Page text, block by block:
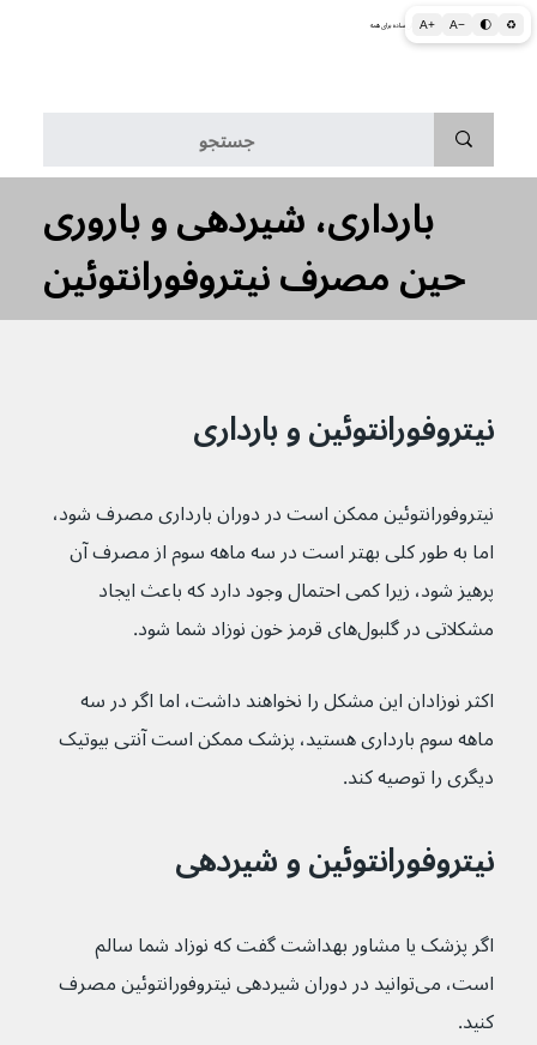
A+ A− 🌓 ♻ اطلاعات پزشکی و بهداشتی به زبان ساده برای همه
بارداری، شیردهی و باروری
حین مصرف نیتروفورانتوئین
نیتروفورانتوئین و بارداری
نیتروفورانتوئین ممکن است در دوران بارداری مصرف شود،
اما به طور کلی بهتر است در سه ماهه سوم از مصرف آن
پرهیز شود، زیرا کمی احتمال وجود دارد که باعث ایجاد
مشکلاتی در گلبول‌های قرمز خون نوزاد شما شود.
اکثر نوزادان این مشکل را نخواهند داشت، اما اگر در سه
ماهه سوم بارداری هستید، پزشک ممکن است آنتی بیوتیک
دیگری را توصیه کند.
نیتروفورانتوئین و شیردهی
اگر پزشک یا مشاور بهداشت گفت که نوزاد شما سالم
است، می‌توانید در دوران شیردهی نیتروفورانتوئین مصرف
کنید.